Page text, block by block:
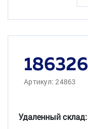
186326
Артикул: 24863
Удаленный склад: